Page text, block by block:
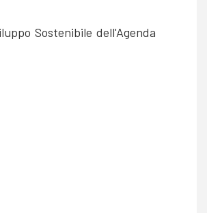
Sostenibile dell'Agenda